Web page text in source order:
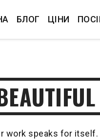
БЛОГ ЦІНИ
work speaks for